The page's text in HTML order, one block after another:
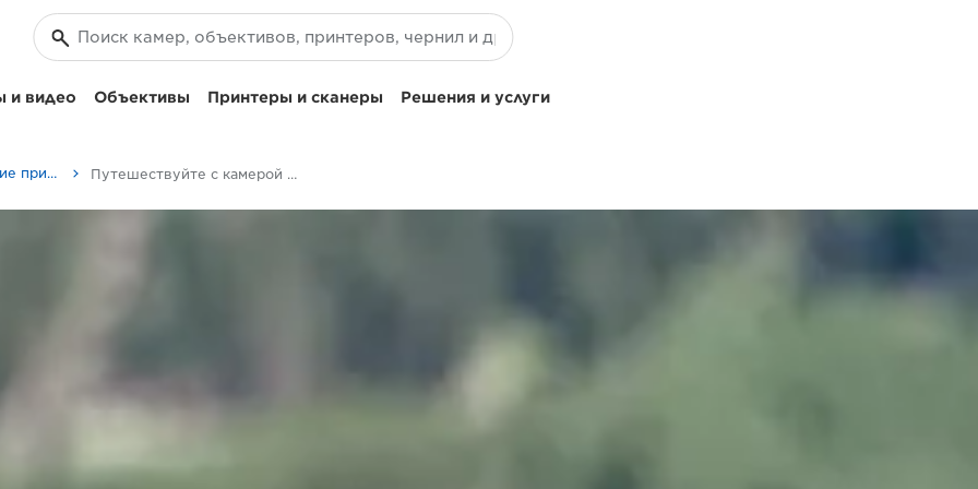
и видео Объективы Принтеры и сканеры Решения и услуги
Советы и технические приемы по фотографии и печати Путешествуйте с камерой Canon PowerShot G5 X Mark II